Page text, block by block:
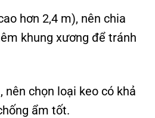
hơn 2,4 m), nên chia
khung xương để tránh
nên chọn loại keo có khả
ẩm tốt.